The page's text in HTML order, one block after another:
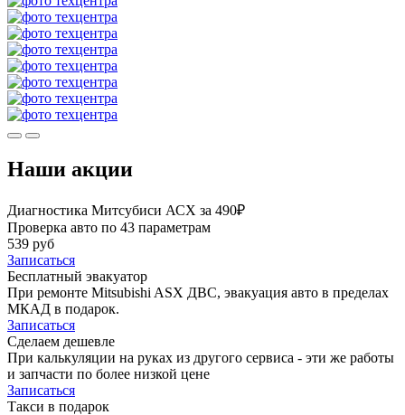
Наши акции
Диагностика Митсубиси АСХ за 490₽
Проверка авто по 43 параметрам
539 руб
Записаться
Бесплатный эвакуатор
При ремонте Mitsubishi ASX ДВС, эвакуация авто в пределах
МКАД в подарок.
Записаться
Сделаем дешевле
При калькуляции на руках из другого сервиса - эти же работы
и запчасти по более низкой цене
Записаться
Такси в подарок